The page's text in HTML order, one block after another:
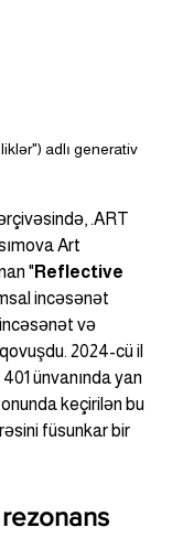
adlı generativ
.ART
Art
" Reflective
incəsənət
və
2024-cü il
ünvanında yan
keçirilən bu
füsunkar bir